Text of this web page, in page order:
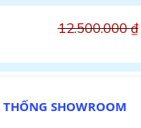
12.500.000₫
THỐNG SHOWROOM